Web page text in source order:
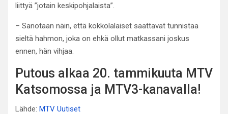
liittyä ”jotain keskipohjalaista”.
– Sanotaan näin, että kokkolalaiset saattavat tunnistaa
sieltä hahmon, joka on ehkä ollut matkassani joskus
ennen, hän vihjaa.
Putous alkaa 20. tammikuuta MTV
Katsomossa ja MTV3-kanavalla!
Lähde: MTV Uutiset